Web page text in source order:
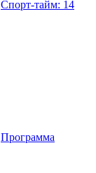
Спорт-тайм: 14
Программа